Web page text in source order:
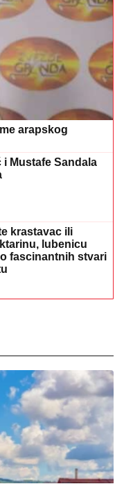
arapskog
Mustafe Sandala
krastavac ili
lubenicu
fascinantnih stvari